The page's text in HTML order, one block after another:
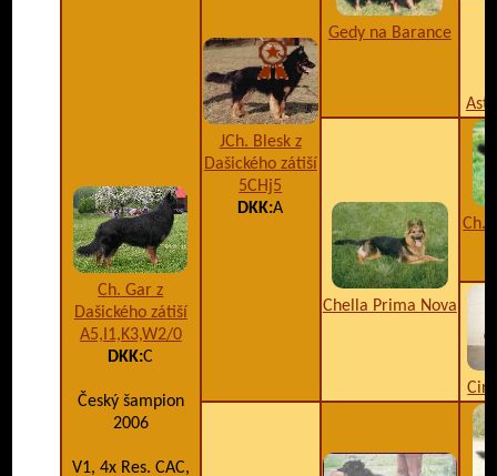
Ch. Gar z
Dašického zátiší
A5,I1,K3,W2/0
DKK:C
Český šampion
2006
V1, 4x Res. CAC,
JCh. Blesk z
Dašického zátiší
5CHj5
DKK:A
Gedy na Barance
Chella Prima Nova
Ch.
Ciri